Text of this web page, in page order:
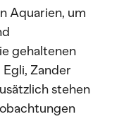
Aquarien, um
gehaltenen
Zander
stehen